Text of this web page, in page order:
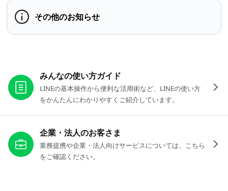
その他のお知らせ
みんなの使い方ガイド
LINEの基本操作から便利な活用術など、LINEの使い方
をかんたんにわかりやすくご紹介しています。
企業・法人のお客さま
業務提携や企業・法人向けサービスについては、こちら
をご確認ください。